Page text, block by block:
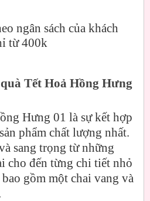
ngân sách của khách
từ 400k
Tết Hoả Hồng Hưng
Hưng 01 là sự kết hợp
phẩm chất lượng nhất.
sang trọng từ những
cho đến từng chi tiết nhỏ
gồm một chai vang và